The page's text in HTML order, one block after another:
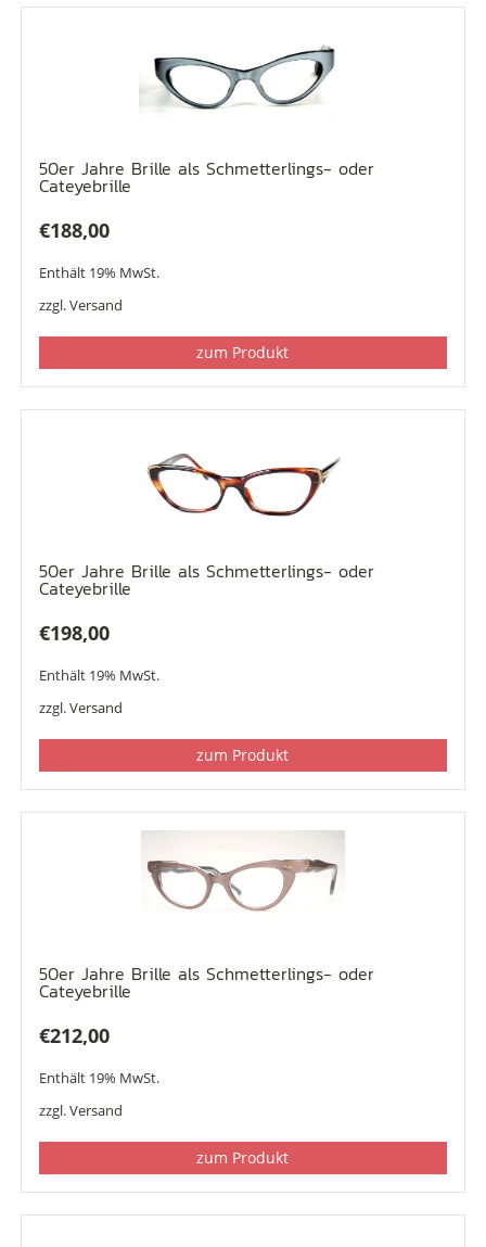
50er Jahre Brille als Schmetterlings- oder
Cateyebrille
€188,00
Enthält 19% MwSt.
zzgl.Versand
zum Produkt
50er Jahre Brille als Schmetterlings- oder
Cateyebrille
€198,00
Enthält 19% MwSt.
zzgl.Versand
zum Produkt
50er Jahre Brille als Schmetterlings- oder
Cateyebrille
€212,00
Enthält 19% MwSt.
zzgl.Versand
zum Produkt